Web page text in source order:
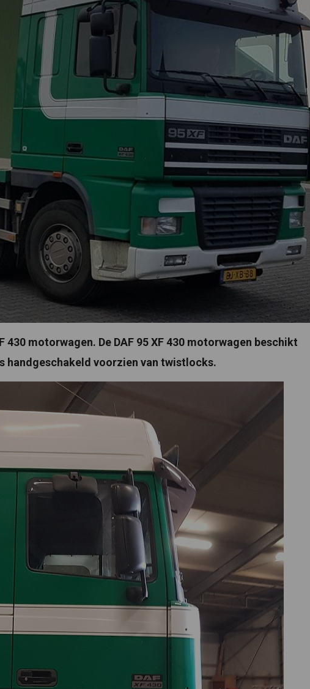
430 motorwagen. De DAF 95 XF 430 motorwagen beschikt
handgeschakeld voorzien van twistlocks.